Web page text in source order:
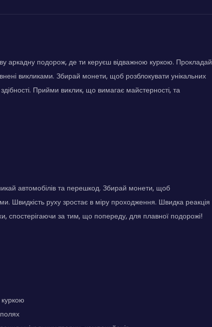
аркадну подорож, де ти керуєш відважною куркою. Прокладай
викликами. Збирай монети, щоб розблокувати унікальних
Прийми виклик, що вимагає майстерності, та
автомобілів та перешкод. Збирай монети, щоб
Швидкість руху зростає в міру проходження. Швидка реакція
спостерігаючи за тим, що попереду, для плавної подорожі!